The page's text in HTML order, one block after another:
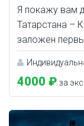
Я покажу вам
Татарстана –
заложен
4000 ₽ за